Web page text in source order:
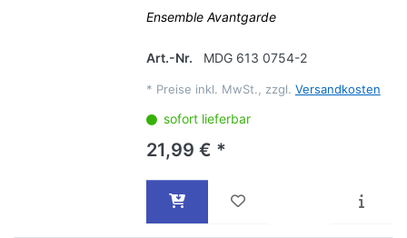
Ensemble Avantgarde
Art.-Nr. MDG 613 0754-2
* Preise inkl. MwSt., zzgl. Versandkosten
sofort lieferbar
21,99 € *